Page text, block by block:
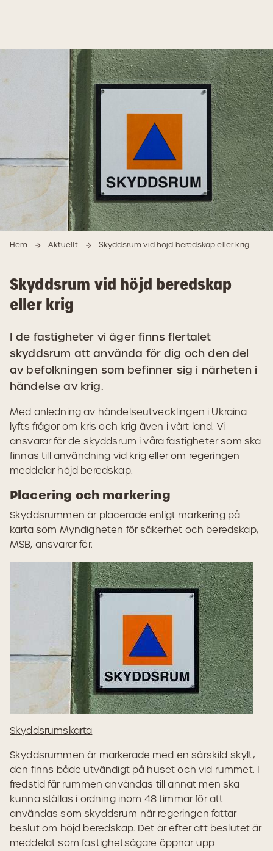
innehåll
navigering
Hem Aktuellt Skyddsrum vid höjd beredskap eller krig
Skyddsrum vid höjd beredskap
eller krig
I de fastigheter vi äger finns flertalet
skyddsrum att använda för dig och den del
av befolkningen som befinner sig i närheten i
händelse av krig.
Med anledning av händelseutvecklingen i Ukraina
lyfts frågor om kris och krig även i vårt land. Vi
ansvarar för de skyddsrum i våra fastigheter som ska
finnas till användning vid krig eller om regeringen
meddelar höjd beredskap.
Placering och markering
Skyddsrummen är placerade enligt markering på
karta som Myndigheten för säkerhet och beredskap,
MSB, ansvarar för.
Skyddsrumskarta
Skyddsrummen är markerade med en särskild skylt,
den finns både utvändigt på huset och vid rummet. I
fredstid får rummen användas till annat men ska
kunna ställas i ordning inom 48 timmar för att
användas som skyddsrum när regeringen fattar
beslut om höjd beredskap. Det är efter att beslutet är
meddelat som fastighetsägare öppnar upp